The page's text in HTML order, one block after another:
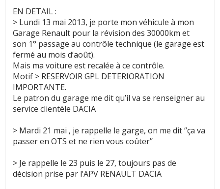
Position de conduite
Usure des sièges:1n'aime pas
Rétrovision:1aime
Visibilité avant:1aime
Volume de coffre:36aiment 6 n'aiment pas
Volume du réservoir: 1aime6n'aiment pas
Roue de secours:12n'aiment pas
EN DETAIL :
> Lundi 13 mai 2013, je porte mon véhicule à mon
Garage Renault pour la révision des 30000km et
son 1° passage au contrôle technique (le garage est
fermé au mois d’août).
Mais ma voiture est recalée à ce contrôle.
Motif > RESERVOIR GPL DETERIORATION
IMPORTANTE.
Le patron du garage me dit qu’il va se renseigner au
service clientèle DACIA
> Mardi 21 mai , je rappelle le garge, on me dit ‘’ça va
passer en OTS et ne rien vous coûter’’
> Je rappelle le 23 puis le 27, toujours pas de
décision prise par l’APV RENAULT DACIA